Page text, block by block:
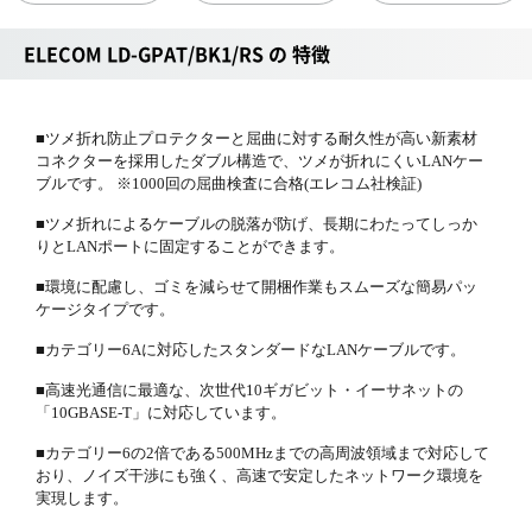
ELECOM LD-GPAT/BK1/RS の 特徴
■ツメ折れ防止プロテクターと屈曲に対する耐久性が高い新素材
コネクターを採用したダブル構造で、ツメが折れにくいLANケー
ブルです。 ※1000回の屈曲検査に合格(エレコム社検証)
■ツメ折れによるケーブルの脱落が防げ、長期にわたってしっか
りとLANポートに固定することができます。
■環境に配慮し、ゴミを減らせて開梱作業もスムーズな簡易パッ
ケージタイプです。
■カテゴリー6Aに対応したスタンダードなLANケーブルです。
■高速光通信に最適な、次世代10ギガビット・イーサネットの
「10GBASE-T」に対応しています。
■カテゴリー6の2倍である500MHzまでの高周波領域まで対応して
おり、ノイズ干渉にも強く、高速で安定したネットワーク環境を
実現します。